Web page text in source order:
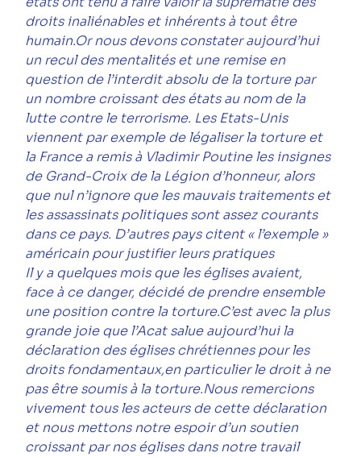
droits inaliénables et inhérents à tout être
humain.Or nous devons constater aujourd’hui
un recul des mentalités et une remise en
question de l’interdit absolu de la torture par
un nombre croissant des états au nom de la
lutte contre le terrorisme. Les Etats-Unis
viennent par exemple de légaliser la torture et
la France a remis à Vladimir Poutine les insignes
de Grand-Croix de la Légion d’honneur, alors
que nul n’ignore que les mauvais traitements et
les assassinats politiques sont assez courants
dans ce pays. D’autres pays citent « l’exemple »
américain pour justifier leurs pratiques
Il y a quelques mois que les églises avaient,
face à ce danger, décidé de prendre ensemble
une position contre la torture.C’est avec la plus
grande joie que l’Acat salue aujourd’hui la
déclaration des églises chrétiennes pour les
droits fondamentaux,en particulier le droit à ne
pas être soumis à la torture.Nous remercions
vivement tous les acteurs de cette déclaration
et nous mettons notre espoir d’un soutien
croissant par nos églises dans notre travail